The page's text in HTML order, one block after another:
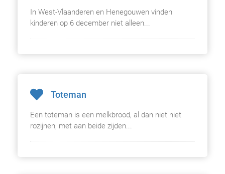
In West-Vlaanderen en Henegouwen vinden
kinderen op 6 december niet alleen...
Toteman
Een toteman is een melkbrood, al dan niet niet
rozijnen, met aan beide zijden...